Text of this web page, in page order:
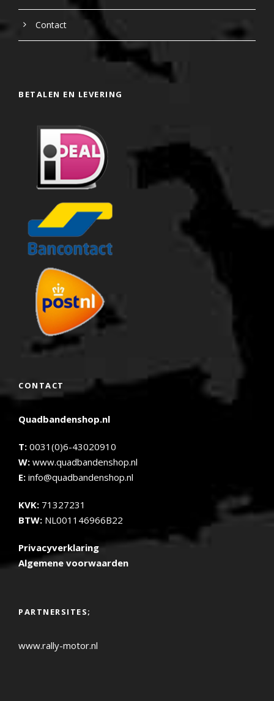
Contact
BETALEN EN LEVERING
CONTACT
Quadbandenshop.nl
T: 0031(0)6-43020910
W: www.quadbandenshop.nl
E: info@quadbandenshop.nl
KVK: 71327231
BTW: NL001146966B22
Privacyverklaring
Algemene voorwaarden
PARTNERSITES;
www.rally-motor.nl